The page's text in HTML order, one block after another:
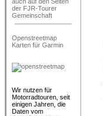
der FJR-Tourer
Gemeinschaft
Openstreetmap
Karten für Garmin
Wir nutzen für
Motorradtouren, seit
einigen Jahren, die
Daten vom